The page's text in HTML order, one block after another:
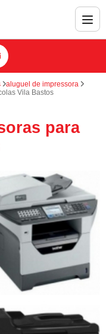
aluguel de impressora
Vila Bastos
para